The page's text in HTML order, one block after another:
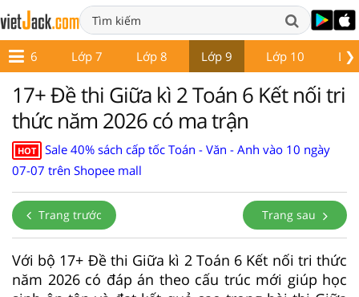
❯
Lớp 6 Lớp 7 Lớp 8 Lớp 9 Lớp 10
17+ Đề thi Giữa kì 2 Toán 6 Kết nối tri
thức năm 2026 có ma trận
HOT
Sale 40% sách cấp tốc Toán - Văn - Anh vào 10 ngày
07-07 trên Shopee mall
Trang trước Trang sau
Với bộ 17+ Đề thi Giữa kì 2 Toán 6 Kết nối tri thức
năm 2026 có đáp án theo cấu trúc mới giúp học